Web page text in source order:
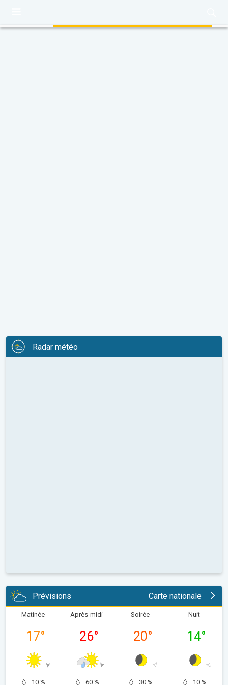
Radar météo
Prévisions Carte nationale
Matinée
17°
10 %
Après-midi
26°
60 %
Soirée
20°
30 %
Nuit
14°
10 %